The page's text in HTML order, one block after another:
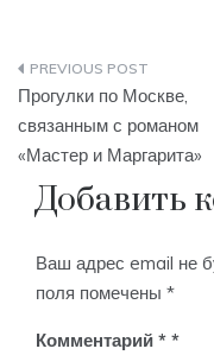
Навигация
по
записям
Прогулки по Москве,
связанным с романом
«Мастер и Маргарита»
Добавить
Ваш адрес email не
поля помечены *
Комментарий *